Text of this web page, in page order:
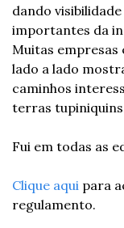
dando
importantes da
Muitas empresas
lado a lado
caminhos
terras
Fui em todas as
Clique aqui para
regulamento.